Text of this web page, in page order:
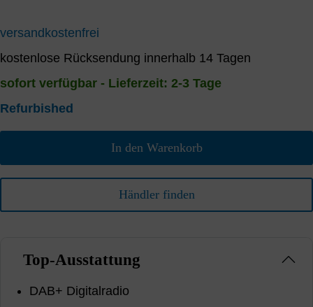
versandkostenfrei
kostenlose Rücksendung innerhalb 14 Tagen
sofort verfügbar - Lieferzeit: 2-3 Tage
Refurbished
In den Warenkorb
Händler finden
Top-Ausstattung
DAB+ Digitalradio